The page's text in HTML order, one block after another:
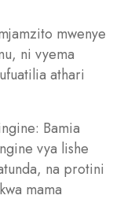
mwenye
ni vyema
athari
Bamia
vya lishe
na protini
mama